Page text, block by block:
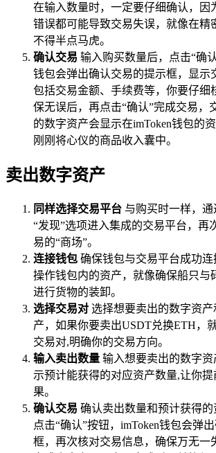
在输入数量时，一定要仔细确认，因
错误都可能导致交易失误，就像在精
不得半点马虎。
确认交易 输入购买数量后，点击“确
钱包会弹出确认交易的提示框，显示
包括交易金额、手续费等，你要仔细
保无误后，再点击“确认”完成交易，
的数字资产会显示在imToken钱包的
刚刚将心仪的商品收入囊中。
卖出数字资产
同样选择交易平台 与购买时一样，通
“发现”选项进入集成的交易平台，再
易的“商场”。
连接钱包 确保钱包与交易平台成功连
操作钱包内的资产，就像确保船只与
进行货物的装卸。
选择交易对 选择想要卖出的数字资
产，如果你要卖出USDT兑换ETH，
交易对,明确你的交易方向。
输入卖出数量 输入想要卖出的数字
示预计能获得的对应资产数量,让你
果。
确认交易 确认卖出数量和预计获得的
点击“确认”按钮，imToken钱包会弹
框，再次核对交易信息，确保万无一